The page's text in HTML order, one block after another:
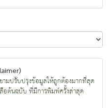
มปรับปรุงข้อมูลให้ถูกต้องมากที่สุด
อต้นฉบับ ที่มีการพิมพ์ครั้งล่าสุด